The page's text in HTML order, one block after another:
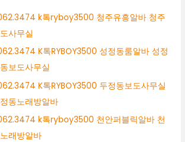
k톡ryboy3500 청주유흥알바 청주
사무실
K톡RYBOY3500 성정동룸알바 성정
보도사무실
K톡RYBOY3500 두정동보도사무실
동노래방알바
k톡ryboy3500 천안퍼블릭알바 천
래방알바